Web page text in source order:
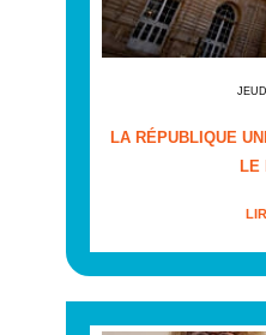
LA RÉPUBLIQUE
LE